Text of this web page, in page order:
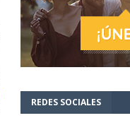
REDES SOCIALES